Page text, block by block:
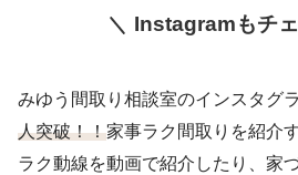
Instagramもチェ
みゆう間取り相談室のインスタグ
人突破！！家事ラク間取りを紹介
ラク動線を動画で紹介したり、家